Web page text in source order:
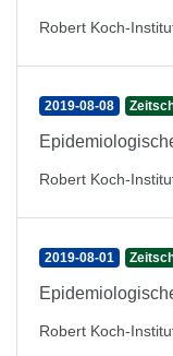
Robert Koch-
2019-08-08
Robert Koch-
2019-08-01
Robert Koch-